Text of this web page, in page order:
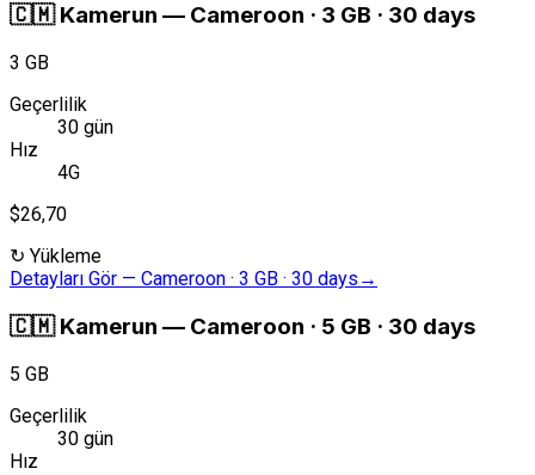
🇨🇲 Kamerun — Cameroon · 3 GB · 30 days
3 GB
Geçerlilik
30 gün
Hız
4G
$26,70
↻ Yükleme
Detayları Gör — Cameroon · 3 GB · 30 days →
🇨🇲 Kamerun — Cameroon · 5 GB · 30 days
5 GB
Geçerlilik
30 gün
Hız